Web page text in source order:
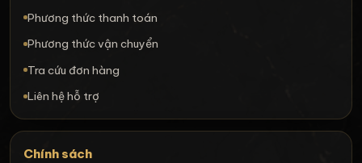
Phương thức thanh toán
Phương thức vận chuyển
Tra cứu đơn hàng
Liên hệ hỗ trợ
Chính sách